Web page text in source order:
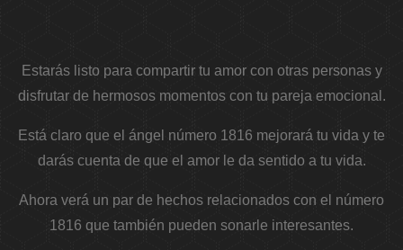
Estarás listo para compartir tu amor con otras personas y
disfrutar de hermosos momentos con tu pareja emocional.
Está claro que el ángel número 1816 mejorará tu vida y te
darás cuenta de que el amor le da sentido a tu vida.
Ahora verá un par de hechos relacionados con el número
1816 que también pueden sonarle interesantes.